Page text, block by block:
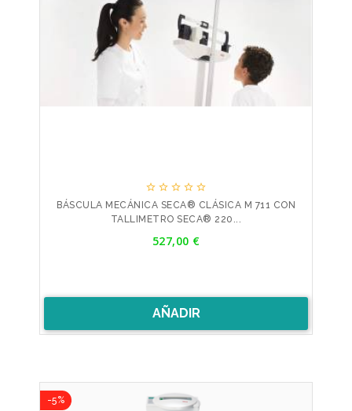
    
BÁSCULA MECÁNICA SECA® CLÁSICA M 711 CON
TALLIMETRO SECA® 220...
527,00 €
AÑADIR
-5%